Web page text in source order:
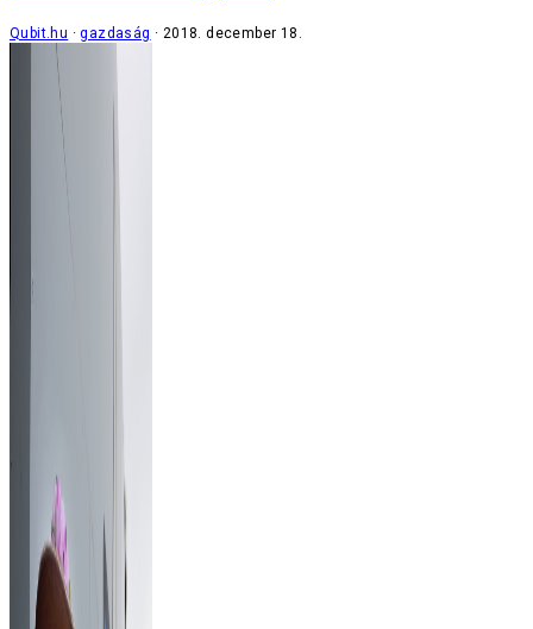
Qubit.hu gazdaság 2018. december 18.